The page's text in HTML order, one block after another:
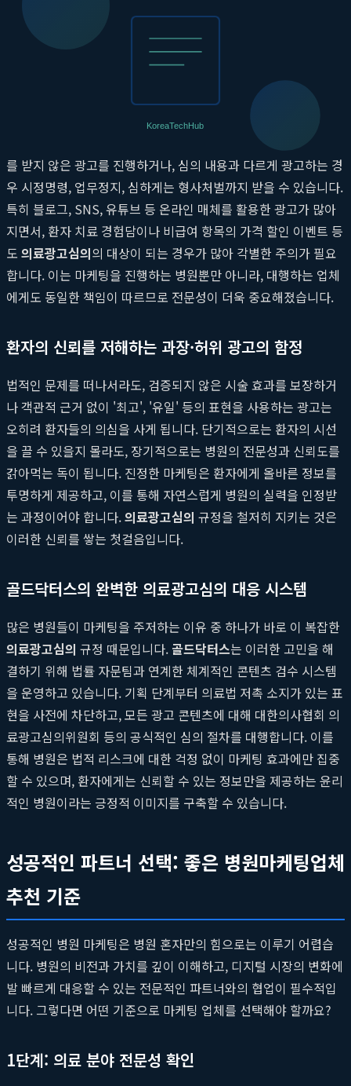
니다. 이를 간과할 경우, 법적 처벌은 물론 병원의 신뢰도에 치명
적인 타격을 입을 수 있습니다.
강화되는 의료법과 의료광고심의의 중요성
보건복지부와 관련 기관들은 환자를 현혹하는 과장·허위 의료 광
고를 근절하기 위해 지속적으로 규제를 강화하고 있습니다. 심의
를 받지 않은 광고를 진행하거나, 심의 내용과 다르게 광고하는 경
우 시정명령, 업무정지, 심하게는 형사처벌까지 받을 수 있습니다.
특히 블로그, SNS, 유튜브 등 온라인 매체를 활용한 광고가 많아
지면서, 환자 치료 경험담이나 비급여 항목의 가격 할인 이벤트 등
도 의료광고심의의 대상이 되는 경우가 많아 각별한 주의가 필요
합니다. 이는 마케팅을 진행하는 병원뿐만 아니라, 대행하는 업체
에게도 동일한 책임이 따르므로 전문성이 더욱 중요해졌습니다.
환자의 신뢰를 저해하는 과장·허위 광고의 함정
법적인 문제를 떠나서라도, 검증되지 않은 시술 효과를 보장하거
나 객관적 근거 없이 '최고', '유일' 등의 표현을 사용하는 광고는
오히려 환자들의 의심을 사게 됩니다. 단기적으로는 환자의 시선
을 끌 수 있을지 몰라도, 장기적으로는 병원의 전문성과 신뢰도를
갉아먹는 독이 됩니다. 진정한 마케팅은 환자에게 올바른 정보를
투명하게 제공하고, 이를 통해 자연스럽게 병원의 실력을 인정받
는 과정이어야 합니다.의료광고심의 규정을 철저히 지키는 것은
이러한 신뢰를 쌓는 첫걸음입니다.
골드닥터스의 완벽한 의료광고심의 대응 시스템
많은 병원들이 마케팅을 주저하는 이유 중 하나가 바로 이 복잡한
의료광고심의 규정 때문입니다. 골드닥터스는 이러한 고민을 해
결하기 위해 법률 자문팀과 연계한 체계적인 콘텐츠 검수 시스템
을 운영하고 있습니다. 기획 단계부터 의료법 저촉 소지가 있는 표
현을 사전에 차단하고, 모든 광고 콘텐츠에 대해 대한의사협회 의
료광고심의위원회 등의 공식적인 심의 절차를 대행합니다. 이를
통해 병원은 법적 리스크에 대한 걱정 없이 마케팅 효과에만 집중
할 수 있으며, 환자에게는 신뢰할 수 있는 정보만을 제공하는 윤리
적인 병원이라는 긍정적 이미지를 구축할 수 있습니다.
성공적인 파트너 선택: 좋은 병원마케팅업체
추천 기준
성공적인 병원 마케팅은 병원 혼자만의 힘으로는 이루기 어렵습
니다. 병원의 비전과 가치를 깊이 이해하고, 디지털 시장의 변화에
발 빠르게 대응할 수 있는 전문적인 파트너와의 협업이 필수적입
니다. 그렇다면 어떤 기준으로 마케팅 업체를 선택해야 할까요?
1단계: 의료 분야 전문성 확인